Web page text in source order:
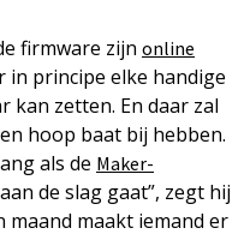
firmware zijn online
in principe elke handige
kan zetten. En daar zal
hoop baat bij hebben.
als de Maker-
de slag gaat”, zegt hij
maand maakt iemand er